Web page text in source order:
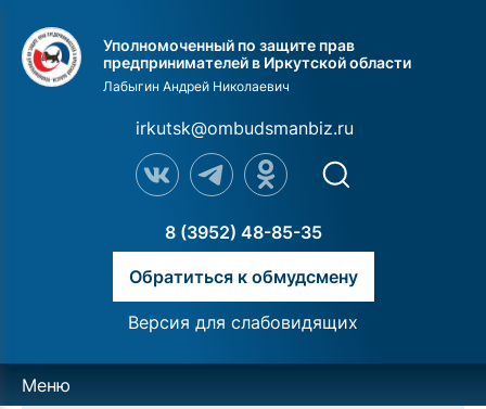
Уполномоченный по защите прав
предпринимателей в Иркутской области
Лабыгин Андрей Николаевич
irkutsk@ombudsmanbiz.ru
8 (3952) 48-85-35
Обратиться к обмудсмену
Версия для слабовидящих
Меню